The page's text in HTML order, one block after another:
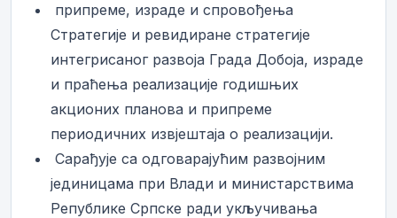
­ припреме, израде и спровођења
Стратегије и ревидиране стратегије
интегрисаног развоја Града Добоја, израде
и праћења реализације годишњих
акционих планова и припреме
периодичних извјештаја о реализацији.
­ Сарађује са одговарајућим развојним
јединицама при Влади и министарствима
Републике Српске ради укључивања